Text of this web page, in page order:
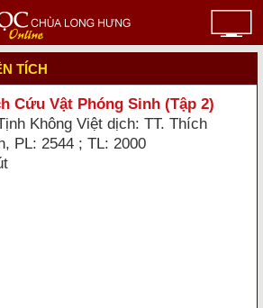
TÍCH
Cứu Vật Phóng Sinh (Tập 2)
Không Việt dịch: TT. Thích
PL: 2544 ; TL: 2000